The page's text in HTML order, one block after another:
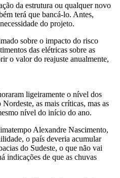
da estrutura ou qualquer novo
terá que bancá-lo. Antes,
do projeto.
sobre o impacto do risco
das elétricas sobre as
o valor do reajuste anualmente,
ligeiramente o nível dos
as mais críticas, mas as
nível do início do ano.
Alexandre Nascimento,
o país deveria acumular
do Sudeste, o que não vai
indicações de que as chuvas